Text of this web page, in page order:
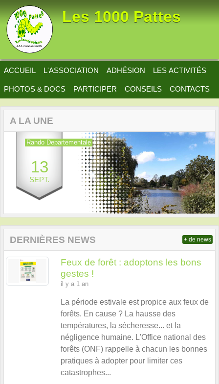
Les 1000 Pattes
ACCUEIL L'ASSOCIATION ADHÉSION LES ACTIVITÉS
PHOTOS & DOCS PARTICIPER CONSEILS CONTACTS
A LA UNE
13
SEPT.
Rando Departementale
Previous Next
DERNIÈRES NEWS
Feux de forêt : adoptons les bons
gestes !
il y a 1 an
La période estivale est propice aux feux de
forêts. En cause ? La hausse des
températures, la sécheresse... et la
négligence humaine. L'Office national des
forêts (ONF) rappelle à chacun les bonnes
pratiques à adopter pour limiter ces
catastrophes...
+ de news
Panneau de gestion des cookies